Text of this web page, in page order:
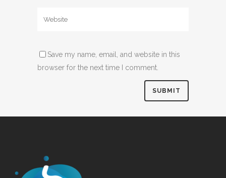
Save my name, email, and website in this
browser for the next time I comment.